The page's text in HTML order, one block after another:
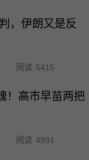
，伊朗又是反
阅读 5415
！高市早苗两把
阅读 4991